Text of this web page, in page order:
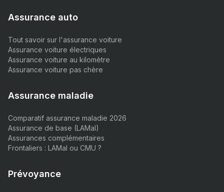
Assurance auto
Tout savoir sur l'assurance voiture
Assurance voiture électriques
Assurance voiture au kilomètre
Assurance voiture pas chère
Assurance maladie
Comparatif assurance maladie 2026
Assurance de base (LAMal)
Assurances complémentaires
Frontaliers : LAMal ou CMU ?
Prévoyance